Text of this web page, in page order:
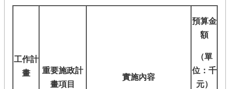
工作計
畫
重要施政計
畫項目
實施內容
預算金
額
（單
位：千
元）